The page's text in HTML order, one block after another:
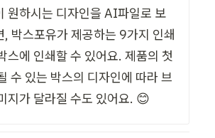
원하시는 디자인을 AI파일로 보
, 박스포유가 제공하는 9가지 인쇄
스에 인쇄할 수 있어요. 제품의 첫
수 있는 박스의 디자인에 따라 브
지가 달라질 수도 있어요. 😊